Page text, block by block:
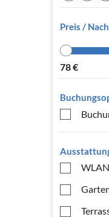
Preis /
78€
WLAN